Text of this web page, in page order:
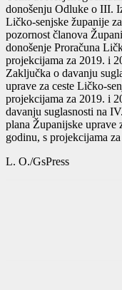
donošenju Odluke o III.
Ličko-senjske županije
pozornost članova
donošenje Proračuna
projekcijama za 2019. i
Zaključka o davanju
uprave za ceste Ličko-
projekcijama za 2019. i
davanju suglasnosti na
plana Županijske uprave
godinu, s projekcijama
L. O./GsPress